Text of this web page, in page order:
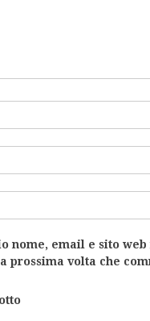
nome, email e sito web
prossima volta che
otto